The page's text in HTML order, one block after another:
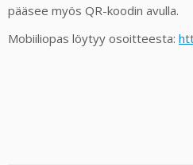
pääsee myös QR-koodin avulla.
Mobiiliopas löytyy osoitteesta: